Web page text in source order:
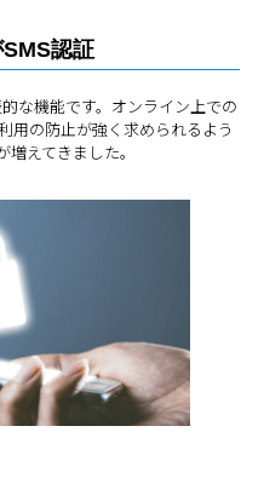
認証
な機能です。オンライン上での
用の防止が強く求められるよう
えてきました。